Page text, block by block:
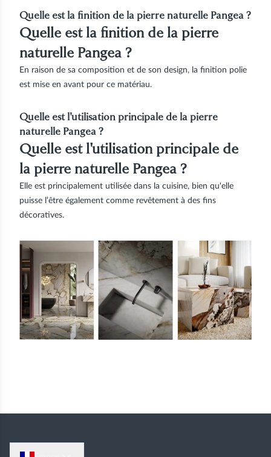
Quelle est la finition de la pierre naturelle Pangea ?
Quelle est la finition de la pierre
naturelle Pangea ?
En raison de sa composition et de son design, la finition polie
est mise en avant pour ce matériau.
Quelle est l'utilisation principale de la pierre
naturelle Pangea ?
Quelle est l'utilisation principale de
la pierre naturelle Pangea ?
Elle est principalement utilisée dans la cuisine, bien qu'elle
puisse l’être également comme revêtement à des fins
décoratives.